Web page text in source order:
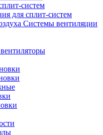
систем
для сплит-систем
Системы вентиляции